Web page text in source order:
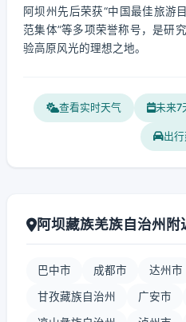
阿坝州先后荣获“中国最佳旅游
范集体”等多项荣誉称号，是研
验高原风光的理想之地。
查看实时天气 未来7
出行
阿坝藏族羌族自治州附
巴中市 成都市 达州市
甘孜藏族自治州 广安市